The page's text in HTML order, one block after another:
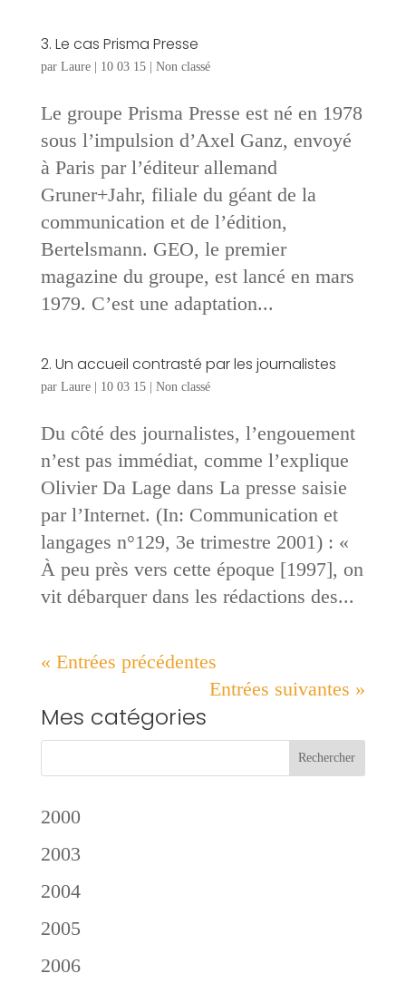
3. Le cas Prisma Presse
par Laure| 10 03 15| Non classé
Le groupe Prisma Presse est né en 1978
sous l’impulsion d’Axel Ganz, envoyé
à Paris par l’éditeur allemand
Gruner+Jahr, filiale du géant de la
communication et de l’édition,
Bertelsmann. GEO, le premier
magazine du groupe, est lancé en mars
1979. C’est une adaptation...
2. Un accueil contrasté par les journalistes
par Laure| 10 03 15| Non classé
Du côté des journalistes, l’engouement
n’est pas immédiat, comme l’explique
Olivier Da Lage dans La presse saisie
par l’Internet. (In: Communication et
langages n°129, 3e trimestre 2001) : «
À peu près vers cette époque [1997], on
vit débarquer dans les rédactions des...
« Entrées précédentes
Entrées suivantes »
Mes catégories
2000
2003
2004
2005
2006